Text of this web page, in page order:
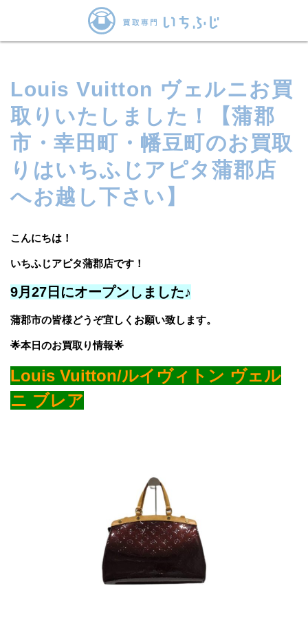
Louis Vuitton ヴェルニお買
取りいたしました！【蒲郡
市・幸田町・幡豆町のお買取
りはいちふじアピタ蒲郡店
へお越し下さい】
こんにちは！
いちふじアピタ蒲郡店です！
9月27日にオープンしました♪
蒲郡市の皆様どうぞ宜しくお願い致します。
🌟本日のお買取り情報🌟
Louis Vuitton/ルイヴィトン ヴェル
ニ ブレア